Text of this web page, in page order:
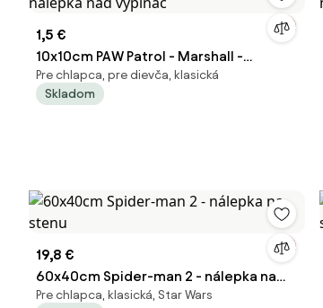
1,5 €
10x10cm PAW Patrol - Marshall -
nálepka nad vypínač
Pre chlapca, pre dievča, klasická
Skladom
19,8 €
60x40cm Spider-man 2 - nálepka na
stenu
Pre chlapca, klasická, Star Wars